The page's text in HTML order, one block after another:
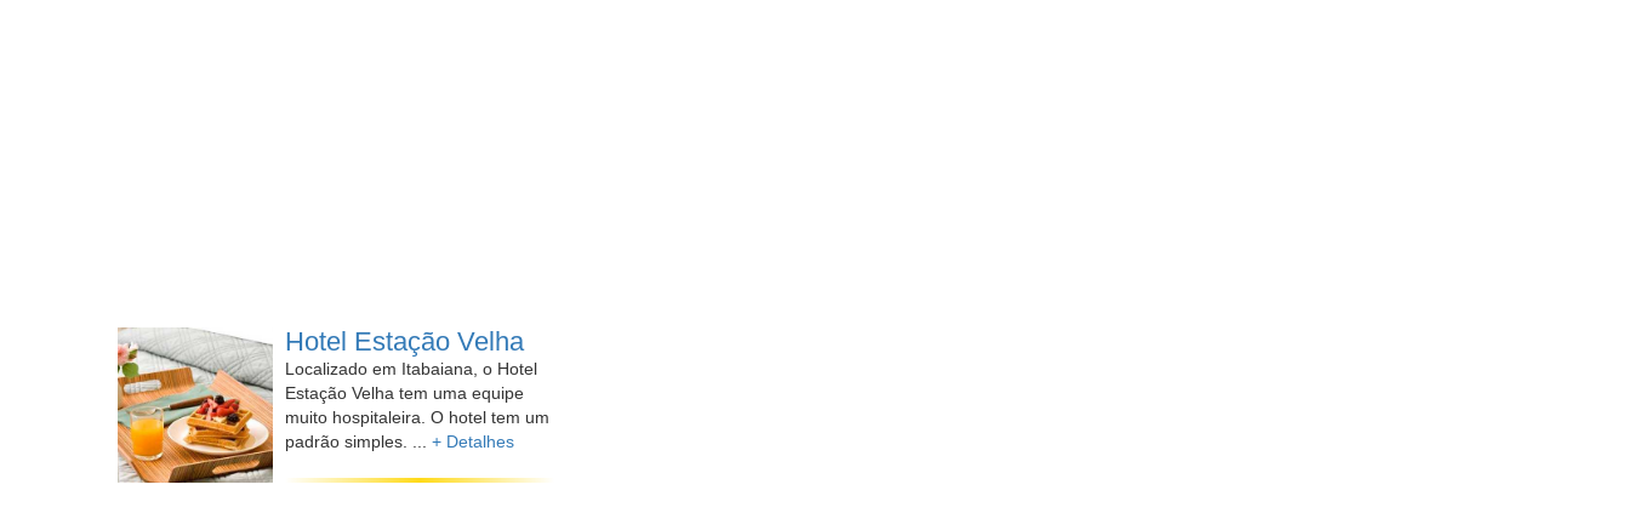
Hotel Estação Velha
Localizado em Itabaiana, o Hotel
Estação Velha tem uma equipe
muito hospitaleira. O hotel tem um
padrão simples. ... + Detalhes